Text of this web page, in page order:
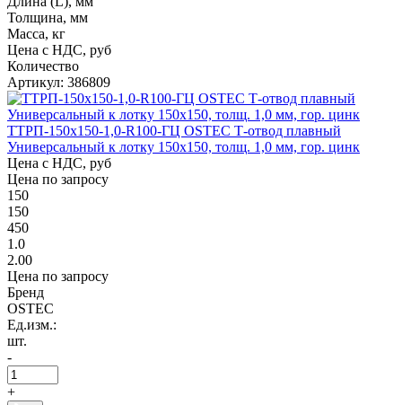
Толщина, мм
Масса, кг
Цена с НДС, руб
Количество
Артикул: 386809
ТТРП-150х150-1,0-R100-ГЦ OSTEC Т-отвод плавный
Универсальный к лотку 150х150, толщ. 1,0 мм, гор. цинк
Цена с НДС, руб
Цена по запросу
150
150
450
1.0
2.00
Цена по запросу
Бренд
OSTEC
Ед.изм.:
шт.
-
+